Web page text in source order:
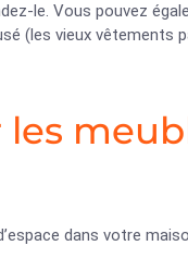
le. Vous pouvez
(les vieux vêtements
les
dans votre